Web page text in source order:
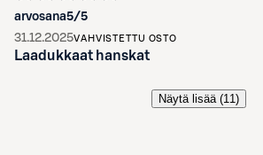
arvosana5/5
31.12.2025VAHVISTETTU OSTO
Laadukkaat hanskat
Näytä lisää (11)